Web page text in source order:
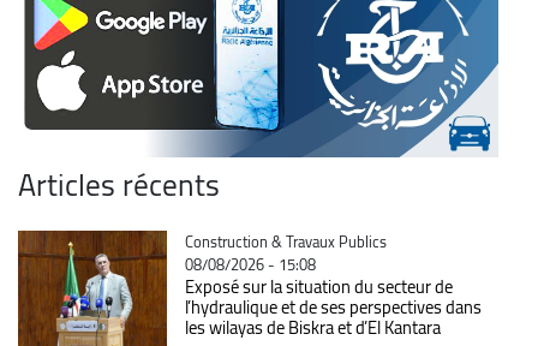
Articles récents
Catégorie
Construction & Travaux Publics
08/08/2026 - 15:08
Exposé sur la situation du secteur de
l’hydraulique et de ses perspectives dans
les wilayas de Biskra et d’El Kantara